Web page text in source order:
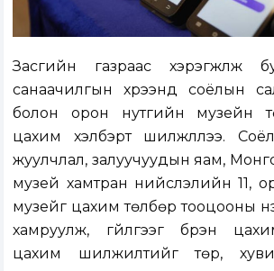
Засгийн газраас хэрэгжүүлж
санаачилгын хүрээнд соёлын
болон орон нутгийн музейн
цахим хэлбэрт шилжүүллээ.
жуулчлал, залуучуудын яам,
музей хамтран нийслэлийн 11,
музейг цахим төлбөр тооцооны
хамруулж, гүйлгээг бүрэн
цахим шилжилтийг төр,